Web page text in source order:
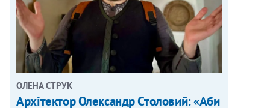
ОЛЕНА СТРУК
Архітектор Олександр Столовий: «Аби